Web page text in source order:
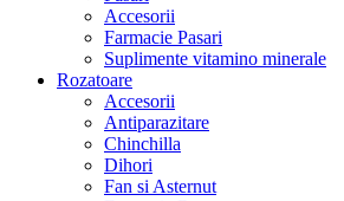
Accesorii
Farmacie Pasari
Suplimente vitamino minerale
Rozatoare
Accesorii
Antiparazitare
Chinchilla
Dihori
Fan si Asternut